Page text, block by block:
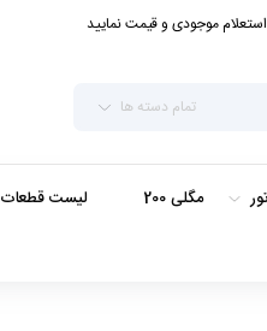
استعلام موجودی و قیمت نمایید
تمام دسته ها
مگلی 200 لیست قطعات